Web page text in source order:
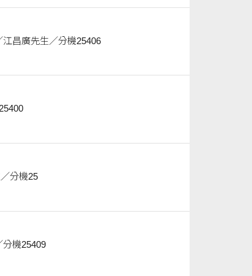
增設消防總機及廣播主機設備」 採購單位／聯絡人 營繕組／江昌廣先生／分機25406
分機25400
何春岳先生／分機25
春岳先生／分機25409